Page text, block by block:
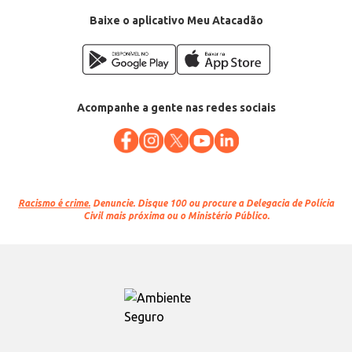
Baixe o aplicativo Meu Atacadão
Acompanhe a gente nas redes sociais
Racismo é crime. Denuncie. Disque 100 ou procure a Delegacia de Polícia
Civil mais próxima ou o Ministério Público.